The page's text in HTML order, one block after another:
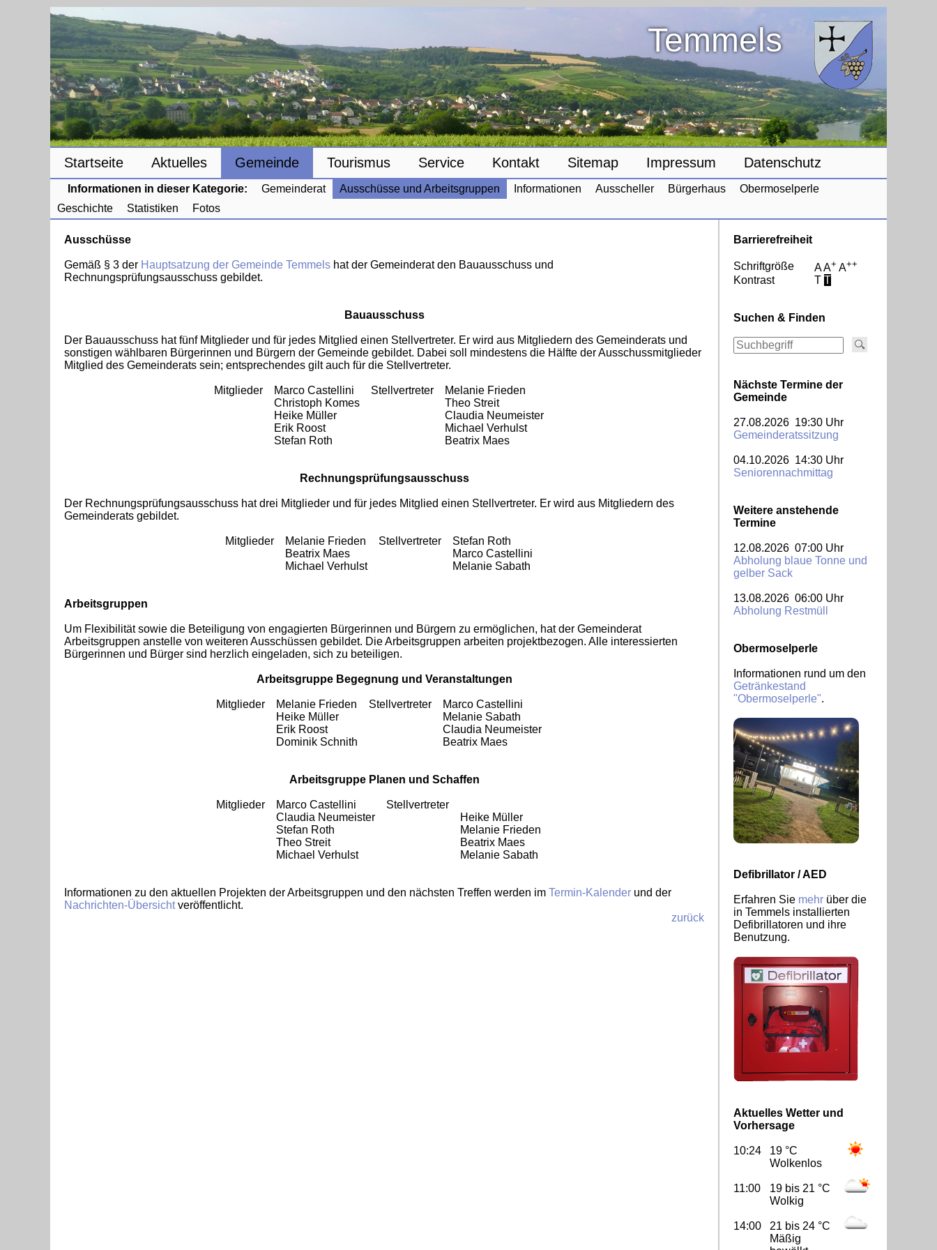
Temmels
Startseite Aktuelles Gemeinde Tourismus Service Kontakt Sitemap Impressum Datenschutz
Informationen in dieser Kategorie: Gemeinderat Ausschüsse und Arbeitsgruppen Informationen Ausscheller Bürgerhaus
Obermoselperle
Geschichte
Statistiken Fotos
Ausschüsse
Gemäß § 3 der Hauptsatzung der Gemeinde Temmels hat der Gemeinderat den Bauausschuss und
Rechnungsprüfungsausschuss gebildet.
Bauausschuss
Der Bauausschuss hat fünf Mitglieder und für jedes Mitglied einen Stellvertreter. Er wird aus Mitgliedern des Gemeinderats und
sonstigen wählbaren Bürgerinnen und Bürgern der Gemeinde gebildet. Dabei soll mindestens die Hälfte der Ausschussmitglieder
Mitglied des Gemeinderats sein; entsprechendes gilt auch für die Stellvertreter.
Mitglieder
Marco Castellini
Christoph Komes
Heike Müller
Erik Roost
Stefan Roth
Stellvertreter
Melanie Frieden
Theo Streit
Claudia Neumeister
Michael Verhulst
Beatrix Maes
Rechnungsprüfungsausschuss
Der Rechnungsprüfungsausschuss hat drei Mitglieder und für jedes Mitglied einen Stellvertreter. Er wird aus Mitgliedern des
Gemeinderats gebildet.
Mitglieder
Melanie Frieden
Beatrix Maes
Michael Verhulst
Stellvertreter Stefan Roth
Marco Castellini
Melanie Sabath
Arbeitsgruppen
Um Flexibilität sowie die Beteiligung von engagierten Bürgerinnen und Bürgern zu ermöglichen, hat der Gemeinderat
Arbeitsgruppen anstelle von weiteren Ausschüssen gebildet. Die Arbeitsgruppen arbeiten projektbezogen. Alle interessierten
Bürgerinnen und Bürger sind herzlich eingeladen, sich zu beteiligen.
Arbeitsgruppe Begegnung und Veranstaltungen
Mitglieder
Melanie Frieden
Heike Müller
Erik Roost
Dominik Schnith
Stellvertreter
Marco Castellini
Melanie Sabath
Claudia Neumeister
Beatrix Maes
Arbeitsgruppe Planen und Schaffen
Mitglieder
Marco Castellini
Claudia Neumeister
Stefan Roth
Theo Streit
Michael Verhulst
Stellvertreter
Heike Müller
Melanie Frieden
Beatrix Maes
Melanie Sabath
Informationen zu den aktuellen Projekten der Arbeitsgruppen und den nächsten Treffen werden im Termin-Kalender und der
Nachrichten-Übersichtveröffentlicht.
zurück
Barrierefreiheit
Schriftgröße AA+ A++
Kontrast T T
Suchen & Finden
Nächste Termine der
Gemeinde
27.08.2026 19:30 Uhr
Gemeinderatssitzung
04.10.2026 14:30 Uhr
Seniorennachmittag
Weitere anstehende
Termine
12.08.2026 07:00 Uhr
Abholung blaue Tonne und
gelber Sack
13.08.2026 06:00 Uhr
Abholung Restmüll
Obermoselperle
Informationen rund um den
Getränkestand
"Obermoselperle".
Defibrillator / AED
Erfahren Sie mehr über die
in Temmels installierten
Defibrillatoren und ihre
Benutzung.
Aktuelles Wetter und
Vorhersage
10:24 19 °C
Wolkenlos
11:00
19 bis 21 °C
Wolkig
14:00 21 bis 24 °C
Mäßig